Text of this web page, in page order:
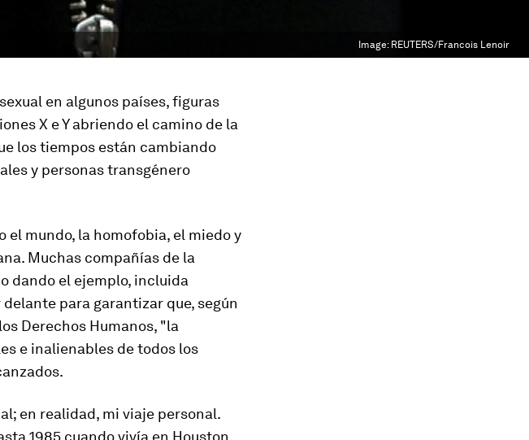
Image: REUTERS/Francois Lenoir
en algunos países, figuras
X e Y abriendo el camino de la
los tiempos están cambiando
y personas transgénero
el mundo, la homofobia, el miedo y
Muchas compañías de la
dando el ejemplo, incluida
para garantizar que, según
Derechos Humanos, "la
e inalienables de todos los
en realidad, mi viaje personal.
1985 cuando vivía en Houston,